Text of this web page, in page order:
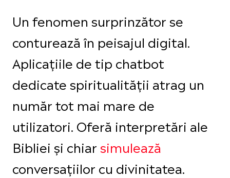
Un fenomen surprinzător se
conturează în peisajul digital.
Aplicațiile de tip chatbot
dedicate spiritualității atrag un
număr tot mai mare de
utilizatori. Oferă interpretări ale
Bibliei și chiarsimulează
conversațiilor cu divinitatea.